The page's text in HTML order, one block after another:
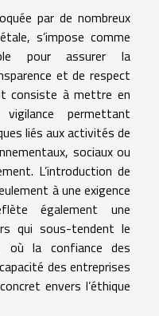
par de nombreux
s’impose comme
pour assurer la
et de respect
consiste à mettre en
permettant
liés aux activités de
sociaux ou
L’introduction de
à une exigence
également une
qui sous-tendent le
où la confiance des
des entreprises
envers l’éthique